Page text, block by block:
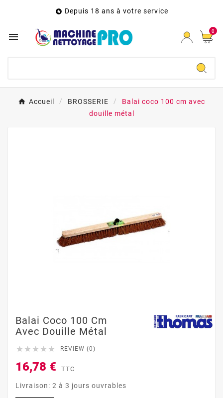
 Depuis 18 ans à votre service
 0
Accueil BROSSERIE
Balai coco 100 cm avec
douille métal
Balai Coco 100 Cm
Avec Douille Métal
     REVIEW (0)
16,78 € TTC
Livraison: 2 à 3 jours ouvrables